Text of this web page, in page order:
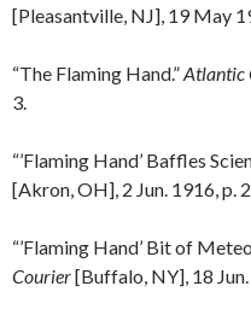
[Pleasantville, NJ], 19 May
“The Flaming Hand.”Atlantic
3.
“’Flaming Hand’ Baffles
[Akron, OH], 2 Jun. 1916, p.
“’Flaming Hand’ Bit of
Courier[Buffalo, NY], 18 Jun.